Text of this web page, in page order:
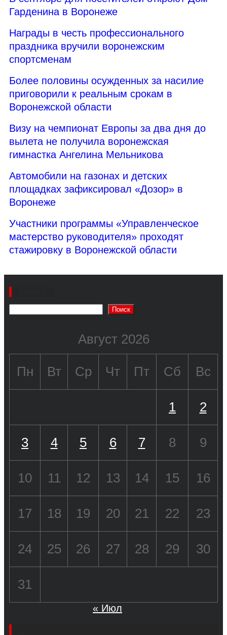
Гарденина в Воронеже
Награды в честь профессионального
праздника вручили воронежским
спортсменам
Более половины осужденных за насилие
приговорили к реальным срокам в
Воронежской области
Визу на чемпионат Европы за два дня до
вылета не получила воронежская
гимнастка Ангелина Мельникова
Автомобили на газонах и детских
площадках зафиксировал «Дозор» в
Воронеже
Участники программы «Управленческое
мастерство руководителя» проходят
стажировку в Воронежской области
Поиск
Август 2026
Пн Вт Ср Чт Пт Сб Вс
1 2
3 4 5 6 7 8 9
10 11 12 13 14 15 16
17 18 19 20 21 22 23
24 25 26 27 28 29 30
31
« Июл